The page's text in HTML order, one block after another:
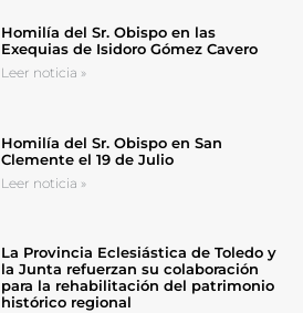
Homilía del Sr. Obispo en las
Exequias de Isidoro Gómez Cavero
Leer noticia »
Homilía del Sr. Obispo en San
Clemente el 19 de Julio
Leer noticia »
La Provincia Eclesiástica de Toledo y
la Junta refuerzan su colaboración
para la rehabilitación del patrimonio
histórico regional